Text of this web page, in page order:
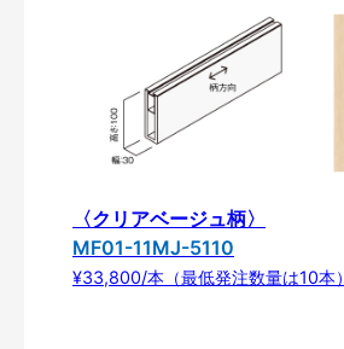
〈クリアベージュ柄〉
MF01-11MJ-5110
¥33,800/本（最低発注数量は10本）